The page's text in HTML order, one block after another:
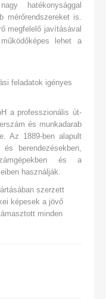
hatékonysággal
mérőrendszereket is.
megfelelő javításával
lehet a
feladatok igényes
a professzionális út-
és munkadarab
Az 1889-ben alapult
berendezésekben,
és a
használják.
szerzett
képesek a jövő
minden